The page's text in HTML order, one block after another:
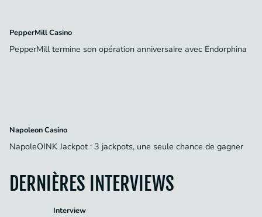
PepperMill Casino
PepperMill termine son opération anniversaire avec Endorphina
Napoleon Casino
NapoleOINK Jackpot : 3 jackpots, une seule chance de gagner
DERNIÈRES INTERVIEWS
Interview